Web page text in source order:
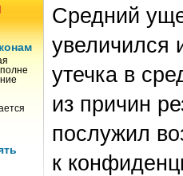
Средний
увеличился
утечка в
из причин
послужил
к